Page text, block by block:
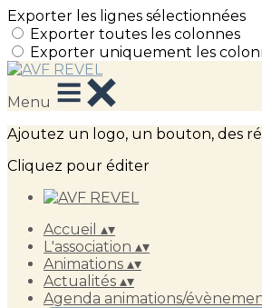
Exporter les lignes sélectionnées
Exporter toutes les colonnes
Exporter uniquement les
Menu
Ajoutez un logo, un bouton, des
Cliquez pour éditer
Accueil ▴▾
L'association ▴▾
Animations ▴▾
Actualités ▴▾
Agenda animations/